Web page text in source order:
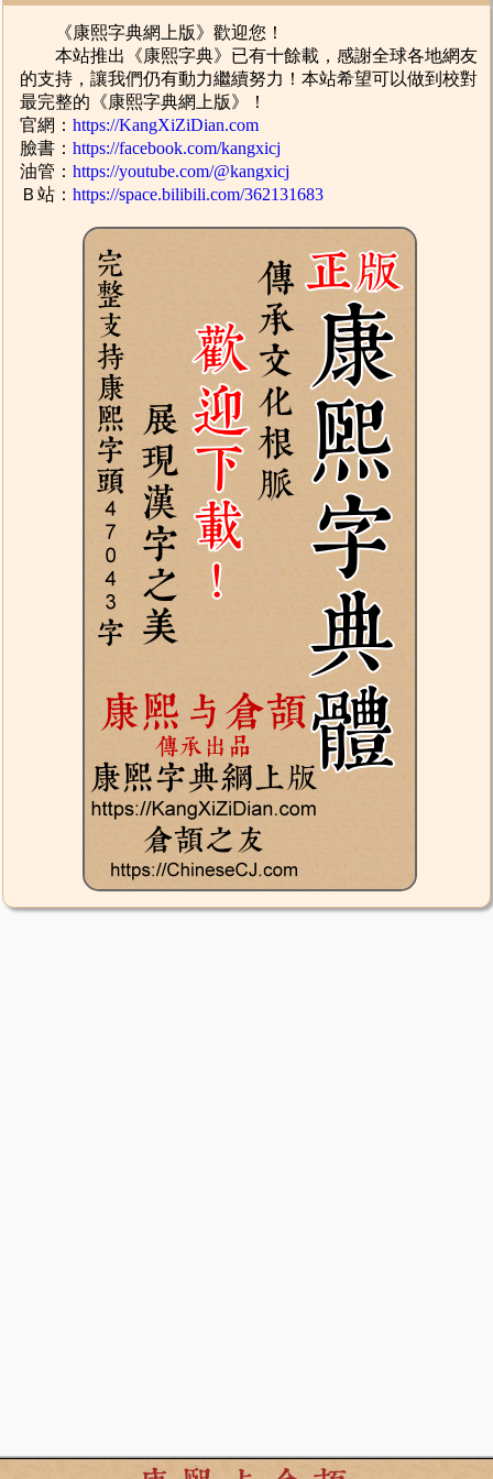
《康熙字典網上版》歡迎您！
本站推出《康熙字典》已有十餘載，感謝全球各地網友
的支持，讓我們仍有動力繼續努力！本站希望可以做到校對
最完整的《康熙字典網上版》！
官網：https://KangXiZiDian.com
臉書：https://facebook.com/kangxicj
油管：https://youtube.com/@kangxicj
Ｂ站：https://space.bilibili.com/362131683